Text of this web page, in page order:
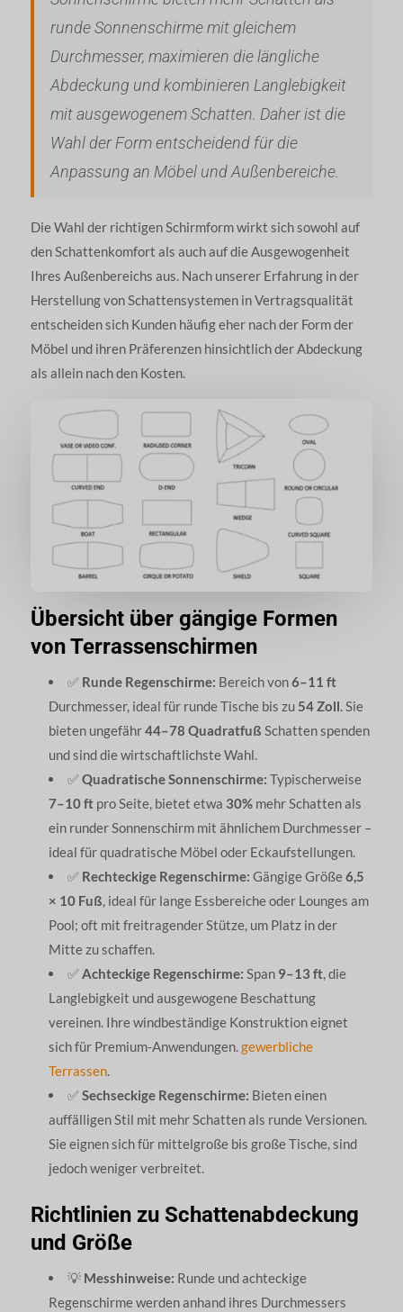
runde Sonnenschirme mit gleichem
Durchmesser, maximieren die längliche
Abdeckung und kombinieren Langlebigkeit
mit ausgewogenem Schatten. Daher ist die
Wahl der Form entscheidend für die
Anpassung an Möbel und Außenbereiche.
Die Wahl der richtigen Schirmform wirkt sich sowohl auf
den Schattenkomfort als auch auf die Ausgewogenheit
Ihres Außenbereichs aus. Nach unserer Erfahrung in der
Herstellung von Schattensystemen in Vertragsqualität
entscheiden sich Kunden häufig eher nach der Form der
Möbel und ihren Präferenzen hinsichtlich der Abdeckung
als allein nach den Kosten.
Übersicht über gängige Formen
von Terrassenschirmen
✅ Runde Regenschirme: Bereich von6–11 ft
Durchmesser, ideal für runde Tische bis zu 54 Zoll. Sie
bieten ungefähr44–78 Quadratfuß Schatten spenden
und sind die wirtschaftlichste Wahl.
✅ Quadratische Sonnenschirme: Typischerweise
7–10 ftpro Seite, bietet etwa 30%mehr Schatten als
ein runder Sonnenschirm mit ähnlichem Durchmesser –
ideal für quadratische Möbel oder Eckaufstellungen.
✅ Rechteckige Regenschirme: Gängige Größe6,5
× 10 Fuß, ideal für lange Essbereiche oder Lounges am
Pool; oft mit freitragender Stütze, um Platz in der
Mitte zu schaffen.
✅ Achteckige Regenschirme: Span 9–13 ft, die
Langlebigkeit und ausgewogene Beschattung
vereinen. Ihre windbeständige Konstruktion eignet
sich für Premium-Anwendungen.gewerbliche
Terrassen.
✅ Sechseckige Regenschirme: Bieten einen
auffälligen Stil mit mehr Schatten als runde Versionen.
Sie eignen sich für mittelgroße bis große Tische, sind
jedoch weniger verbreitet.
Richtlinien zu Schattenabdeckung
und Größe
💡 Messhinweise: Runde und achteckige
Regenschirme werden anhand ihres Durchmessers